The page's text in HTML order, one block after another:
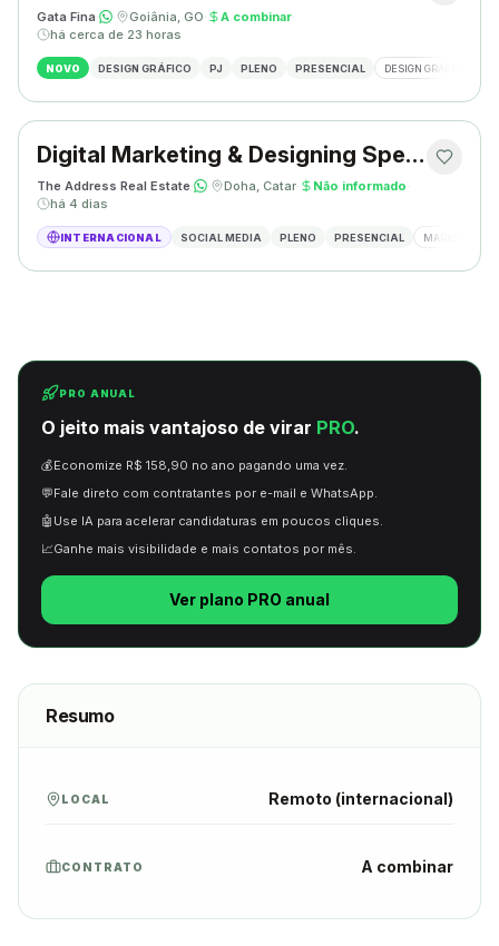
Gata Fina· · Goiânia, GO· A combinar·
há cerca de 23 horas
NOVO DESIGN GRÁFICO PJ PLENO PRESENCIAL DESIGN GRÁFICO
Digital Marketing & Designing Specialist
The Address Real Estate· · Doha, Catar· Não informado·
há 4 dias
INTERNACIONAL SOCIAL MEDIA PLENO PRESENCIAL MARKETING
PRO ANUAL
O jeito mais vantajoso de virar PRO.
💰Economize R$ 158,90 no ano pagando uma vez.
💬Fale direto com contratantes por e-mail e WhatsApp.
🤖 Use IA para acelerar candidaturas em poucos cliques.
📈Ganhe mais visibilidade e mais contatos por mês.
Ver plano PRO anual
Resumo
LOCAL Remoto (internacional)
CONTRATO A combinar